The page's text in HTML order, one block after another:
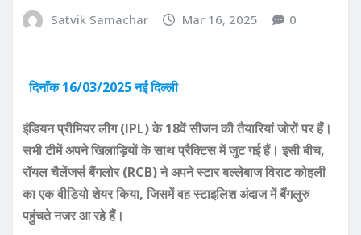
Satvik Samachar Mar 16, 2025 0
दिनाँक 16/03/2025 नई दिल्ली
इंडियन प्रीमियर लीग (IPL) के 18वें सीजन की तैयारियां जोरों पर हैं।
सभी टीमें अपने खिलाड़ियों के साथ प्रैक्टिस में जुट गई हैं। इसी बीच,
रॉयल चैलेंजर्स बैंगलोर (RCB) ने अपने स्टार बल्लेबाज विराट कोहली
का एक वीडियो शेयर किया, जिसमें वह स्टाइलिश अंदाज में बैंगलुरु
पहुंचते नजर आ रहे हैं।